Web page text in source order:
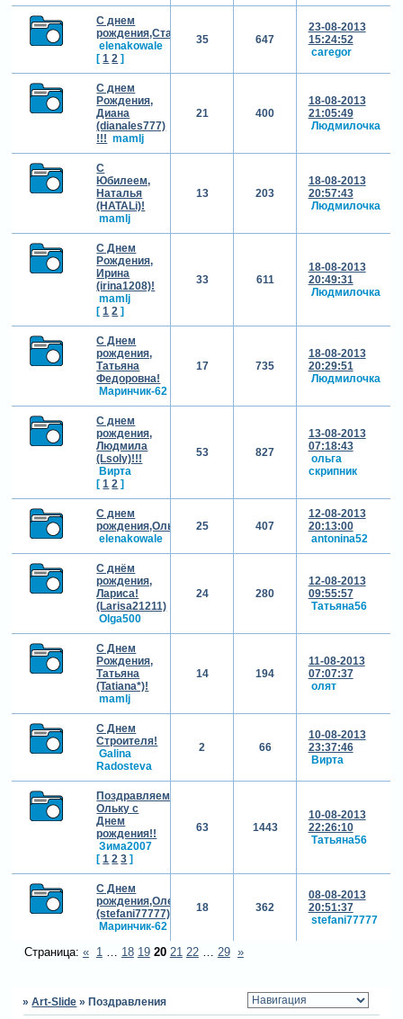
С днем
рождения,Станислав(shtral)!
elenakowale
[ 1 2 ]
35 647
23-08-2013
15:24:52
caregor
С днем
Рождения,
Диана
(dianales777)
!!! mamlj
21 400
18-08-2013
21:05:49
Людмилочка
С
Юбилеем,
Наталья
(HATALi)!
mamlj
13 203
18-08-2013
20:57:43
Людмилочка
С Днем
Рождения,
Ирина
(irina1208)!
mamlj
[ 1 2 ]
33 611
18-08-2013
20:49:31
Людмилочка
С Днем
рождения,
Татьяна
Федоровна!
Маринчик-62
17 735
18-08-2013
20:29:51
Людмилочка
С днем
рождения,
Людмила
(Lsoly)!!!
Вирта
[ 1 2 ]
53 827
13-08-2013
07:18:43
ольга
скрипник
С днем
рождения,Ольга(олят)!
elenakowale
25 407
12-08-2013
20:13:00
antonina52
С днём
рождения,
Лариса!
(Larisa21211)
Olga500
24 280
12-08-2013
09:55:57
Татьяна56
С Днем
Рождения,
Татьяна
(Tatiana*)!
mamlj
14 194
11-08-2013
07:07:37
олят
С Днем
Строителя!
Galina
Radosteva
2 66
10-08-2013
23:37:46
Вирта
Поздравляем
Ольку с
Днем
рождения!!
Зима2007
[ 1 2 3 ]
63 1443
10-08-2013
22:26:10
Татьяна56
С Днем
рождения,Оленька
(stefani77777)
Маринчик-62
18 362
08-08-2013
20:51:37
stefani77777
Страница: « 1 … 18 19 20 21 22 … 29 »
»Art-Slide »Поздравления